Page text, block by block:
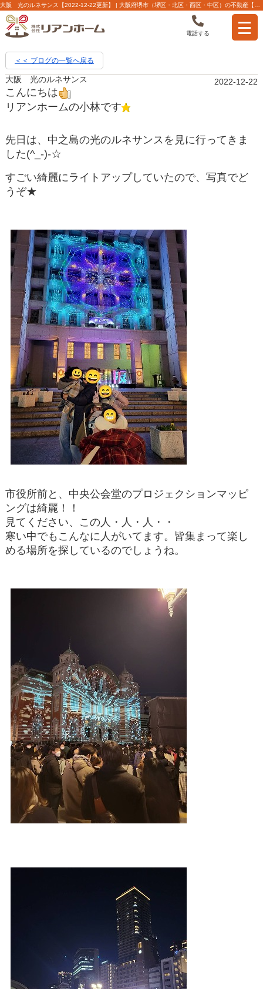
電話する
＜＜ ブログの一覧へ戻る
大阪 光のルネサンス 2022-12-22
こんにちは
リアンホームの小林です
先日は、中之島の光のルネサンスを見に行ってきま
した(^_-)-☆
すごい綺麗にライトアップしていたので、写真でど
うぞ★
市役所前と、中央公会堂のプロジェクションマッピ
ングは綺麗！！
見てください、この人・人・人・・
寒い中でもこんなに人がいてます。皆集まって楽し
める場所を探しているのでしょうね。